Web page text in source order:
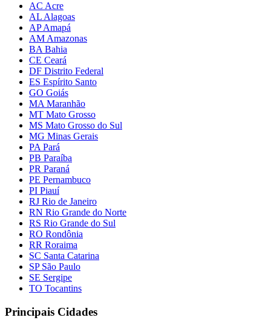
AC Acre
AL Alagoas
AP Amapá
AM Amazonas
BA Bahia
CE Ceará
DF Distrito Federal
ES Espírito Santo
GO Goiás
MA Maranhão
MT Mato Grosso
MS Mato Grosso do Sul
MG Minas Gerais
PA Pará
PB Paraíba
PR Paraná
PE Pernambuco
PI Piauí
RJ Rio de Janeiro
RN Rio Grande do Norte
RS Rio Grande do Sul
RO Rondônia
RR Roraima
SC Santa Catarina
SP São Paulo
SE Sergipe
TO Tocantins
Principais Cidades